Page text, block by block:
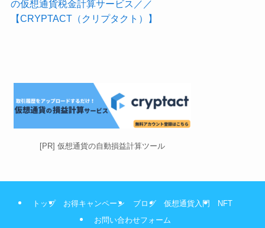
の仮想通貨税金計算サービス／／
【CRYPTACT（クリプタクト）】
[PR] 仮想通貨の自動損益計算ツール
トップ お得キャンペーン ブログ 仮想通貨入門
NFT
お問い合わせフォーム